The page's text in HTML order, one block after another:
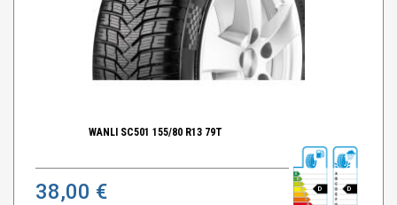
WANLI SC501 155/80 R13 79T
38,00 € D D